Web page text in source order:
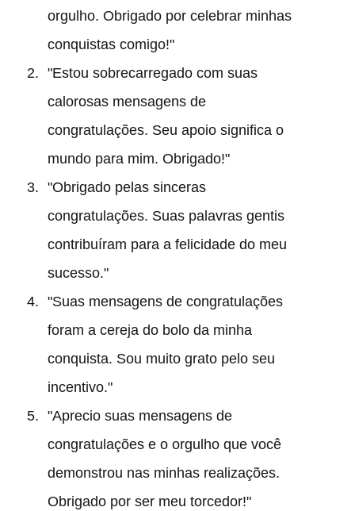
orgulho. Obrigado por celebrar minhas
conquistas comigo!"
"Estou sobrecarregado com suas
calorosas mensagens de
congratulações. Seu apoio significa o
mundo para mim. Obrigado!"
"Obrigado pelas sinceras
congratulações. Suas palavras gentis
contribuíram para a felicidade do meu
sucesso."
"Suas mensagens de congratulações
foram a cereja do bolo da minha
conquista. Sou muito grato pelo seu
incentivo."
"Aprecio suas mensagens de
congratulações e o orgulho que você
demonstrou nas minhas realizações.
Obrigado por ser meu torcedor!"